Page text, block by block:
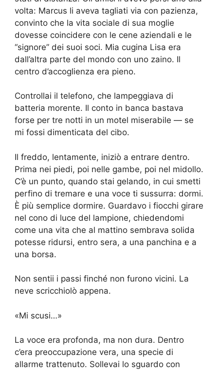
volta: Marcus li aveva tagliati via con pazienza,
convinto che la vita sociale di sua moglie
dovesse coincidere con le cene aziendali e le
“signore” dei suoi soci. Mia cugina Lisa era
dall’altra parte del mondo con uno zaino. Il
centro d’accoglienza era pieno.
Controllai il telefono, che lampeggiava di
batteria morente. Il conto in banca bastava
forse per tre notti in un motel miserabile — se
mi fossi dimenticata del cibo.
Il freddo, lentamente, iniziò a entrare dentro.
Prima nei piedi, poi nelle gambe, poi nel midollo.
C’è un punto, quando stai gelando, in cui smetti
perfino di tremare e una voce ti sussurra: dormi.
È più semplice dormire. Guardavo i fiocchi girare
nel cono di luce del lampione, chiedendomi
come una vita che al mattino sembrava solida
potesse ridursi, entro sera, a una panchina e a
una borsa.
Non sentii i passi finché non furono vicini. La
neve scricchiolò appena.
«Mi scusi…»
La voce era profonda, ma non dura. Dentro
c’era preoccupazione vera, una specie di
allarme trattenuto. Sollevai lo sguardo con